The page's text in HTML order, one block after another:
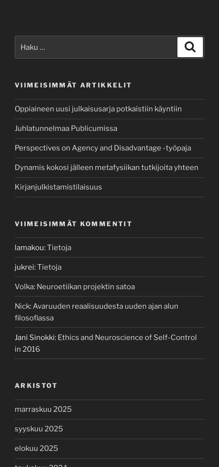
VIIMEISIMMÄT ARTIKKELIT
Oppiaineen uusi julkaisusarja potkaistiin käyntiin
Juhlatunnelmaa Publicumissa
Perspectives on Agency and Disadvantage -työpaja
Dynamis kokosi jälleen metafysiikan tutkijoita yhteen
Kirjanjulkistamistilaisuus
VIIMEISIMMÄT KOMMENTIT
lamakou:Tietoja
jukrei:Tietoja
Volka: Neuroetiikan projektin satoa
Nick:Avaruuden reaalisuudesta uuden ajan alun
filosofiassa
Jani Sinokki: Ethics and Neuroscience of Self-Control
in 2016
ARKISTOT
marraskuu 2025
syyskuu 2025
elokuu 2025